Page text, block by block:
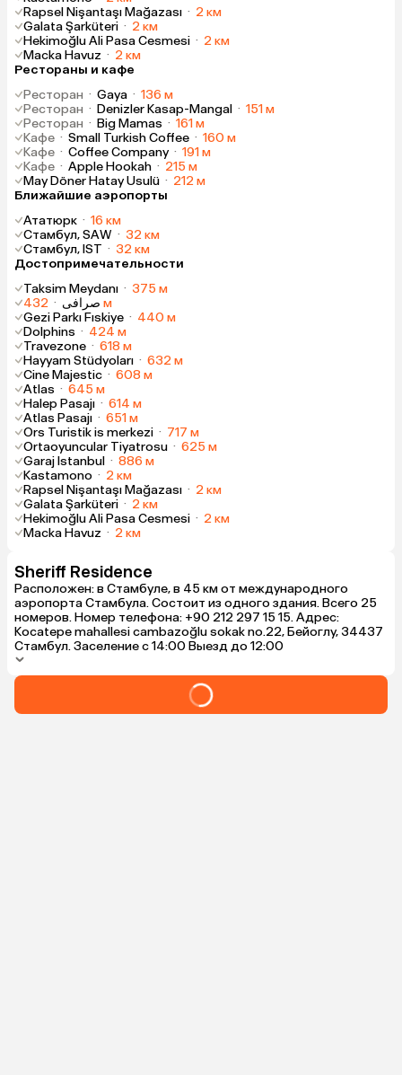
Rapsel Nişantaşı Mağazası · 2 км
Galata Şarküteri · 2 км
Hekimoğlu Ali Pasa Cesmesi · 2 км
Macka Havuz · 2 км
Рестораны и кафе
Ресторан · Gaya · 136 м
Ресторан · Denizler Kasap-Mangal · 151 м
Ресторан · Big Mamas · 161 м
Кафе · Small Turkish Coffee · 160 м
Кафе · Coffee Company · 191 м
Кафе · Apple Hookah · 215 м
May Döner Hatay Usulü · 212 м
Ближайшие аэропорты
Ататюрк · 16 км
Стамбул, SAW · 32 км
Стамбул, IST · 32 км
Достопримечательности
Taksim Meydanı · 375 м
صرافی ·
432 м
Gezi Parkı Fıskiye · 440 м
Dolphins · 424 м
Travezone · 618 м
Hayyam Stüdyoları · 632 м
Cine Majestic · 608 м
Atlas · 645 м
Halep Pasajı · 614 м
Atlas Pasajı · 651 м
Ors Turistik is merkezi · 717 м
Ortaoyuncular Tiyatrosu · 625 м
Garaj Istanbul · 886 м
Kastamono · 2 км
Rapsel Nişantaşı Mağazası · 2 км
Galata Şarküteri · 2 км
Hekimoğlu Ali Pasa Cesmesi · 2 км
Macka Havuz · 2 км
Sheriff Residence
Расположен: в Стамбуле, в 45 км от международного
аэропорта Стамбула. Состоит из одного здания. Всего 25
номеров. Номер телефона: +90 212 297 15 15. Адрес:
Kocatepe mahallesi cambazoğlu sokak no.22, Бейоглу, 34437
Стамбул. Заселение с 14:00 Выезд до 12:00